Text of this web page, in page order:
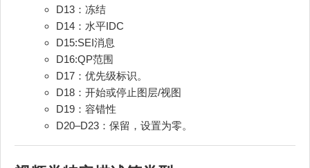
D13：冻结
D14：水平IDC
D15:SEI消息
D16:QP范围
D17：优先级标识。
D18：开始或停止图层/视图
D19：容错性
D20–D23：保留，设置为零。